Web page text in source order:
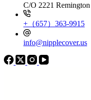
C/O 2221
+（657）363-9915
info@nipplecover.us